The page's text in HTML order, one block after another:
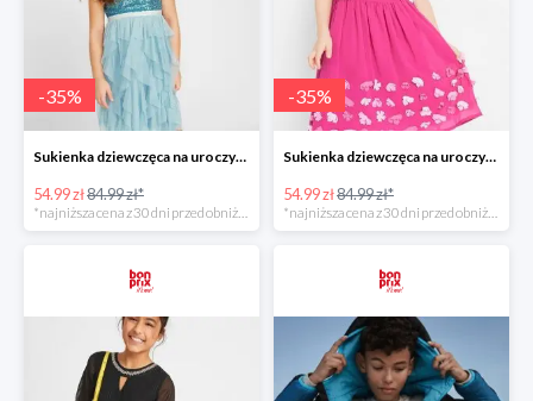
-35%
Sukienka dziewczęca na uroczyste okazje z tiulowymi falbanami i cekinami -35%
54.99 zł84.99 zł*
*najniższa cena z 30 dni przed obniżką
-35%
Sukienka dziewczęca na uroczyste okazje Różowa Magnolia -35%
54.99 zł84.99 zł*
*najniższa cena z 30 dni przed obniżką